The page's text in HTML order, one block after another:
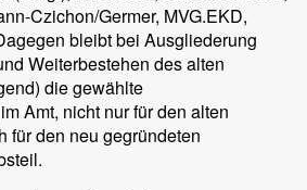
Czichon/Germer, MVG.EKD,
bleibt bei Ausgliederung
Weiterbestehen des alten
die gewählte
Amt, nicht nur für den alten
für den neu gegründeten